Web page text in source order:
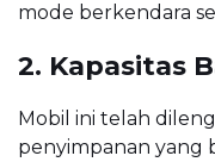
mode berkendara
2. Kapasitas
Mobil ini telah
penyimpanan yang